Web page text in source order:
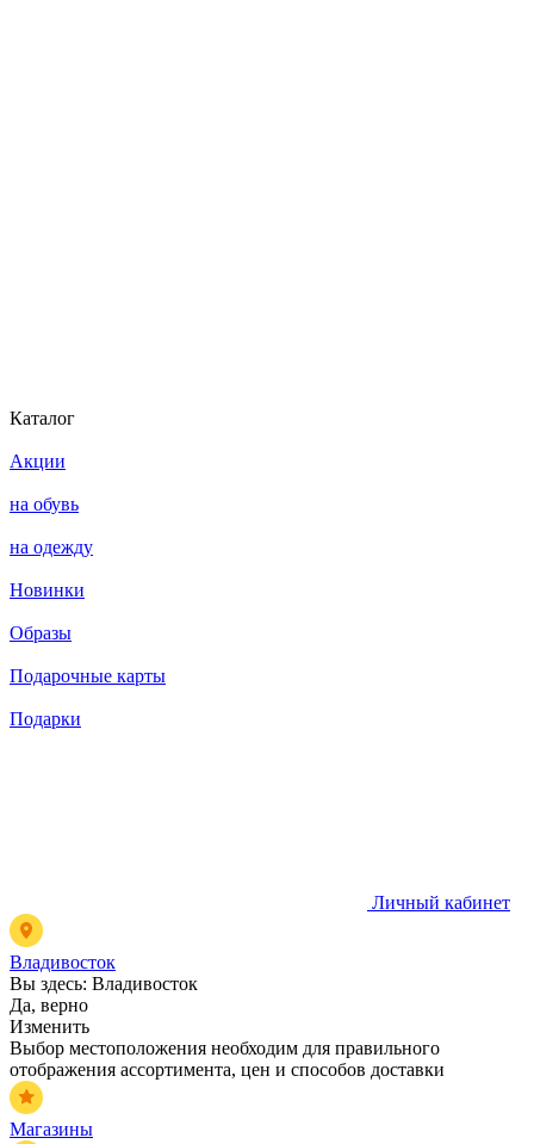
Каталог
Акции
на обувь
на одежду
Новинки
Образы
Подарочные карты
Подарки
Личный кабинет
Владивосток
Вы здесь: Владивосток
Да, верно
Изменить
Выбор местоположения необходим для правильного
отображения ассортимента, цен и способов доставки
Магазины